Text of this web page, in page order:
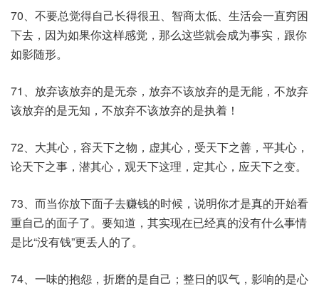
70、不要总觉得自己长得很丑、智商太低、生活会一直穷困
下去，因为如果你这样感觉，那么这些就会成为事实，跟你
如影随形。
71、放弃该放弃的是无奈，放弃不该放弃的是无能，不放弃
该放弃的是无知，不放弃不该放弃的是执着！
72、大其心，容天下之物，虚其心，受天下之善，平其心，
论天下之事，潜其心，观天下这理，定其心，应天下之变。
73、而当你放下面子去赚钱的时候，说明你才是真的开始看
重自己的面子了。要知道，其实现在已经真的没有什么事情
是比“没有钱”更丢人的了。
74、一味的抱怨，折磨的是自己；整日的叹气，影响的是心